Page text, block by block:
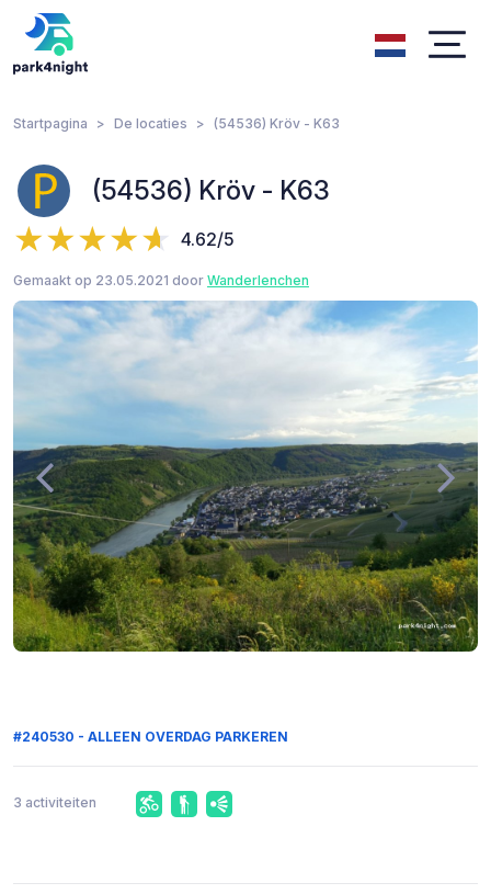
Startpagina De locaties (54536) Kröv - K63
(54536) Kröv - K63
4.62/5
Gemaakt op 23.05.2021 door Wanderlenchen
#240530 - ALLEEN OVERDAG PARKEREN
3 activiteiten